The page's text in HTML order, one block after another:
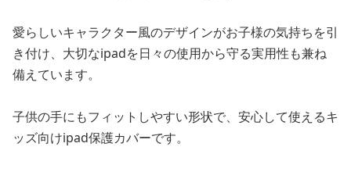
愛らしいキャラクター風のデザインがお子様の気持ちを引
き付け、大切なipadを日々の使用から守る実用性も兼ね
備えています。
子供の手にもフィットしやすい形状で、安心して使えるキ
ッズ向けipad保護カバーです。